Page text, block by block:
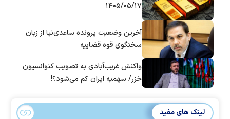
۱۴۰۵/۰۵/۱۷
آخرین وضعیت پرونده ساعدی‌نیا از زبان
سخنگوی قوه قضاییه
واکنش غریب‌آبادی به تصویب کنوانسیون
خزر/ سهمیه ایران کم می‌شود؟!
لینک های مفید